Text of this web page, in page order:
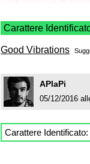
Carattere
Good Vibrations
APlaPi
05/12/2016
Carattere Identificato: